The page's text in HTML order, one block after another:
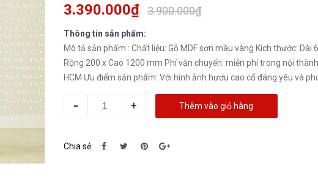
3.390.000₫ 3.900.000₫
Thông tin sản phẩm:
Mô tả sản phẩm : Chất liệu: Gỗ MDF sơn màu vàng Kích thước: Dài 600 x
Rộng 200 x Cao 1200 mm Phí vận chuyển: miễn phí trong nội
HCM Ưu điểm sản phẩm: Với hình ảnh hươu cao cổ đáng yêu và
- + Thêm vào giỏ hàng
Chia sẻ: